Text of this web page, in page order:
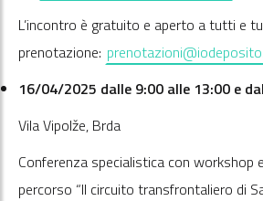
L’incontro è gratuito e aperto a tutti e
prenotazione:
16/04/2025 dalle 9:00 alle 13:00 e
Vila Vipolže, Brda
Conferenza specialistica con workshop
percorso “Il circuito transfrontaliero di